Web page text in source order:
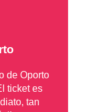
de Oporto
ticket es
tan